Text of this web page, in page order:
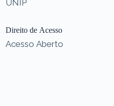
UNIP
Direito de Acesso
Acesso Aberto